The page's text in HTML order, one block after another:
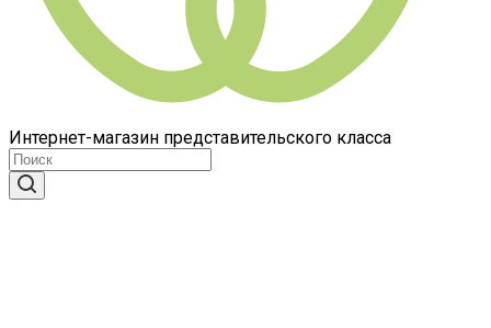
Интернет-магазин представительского класса